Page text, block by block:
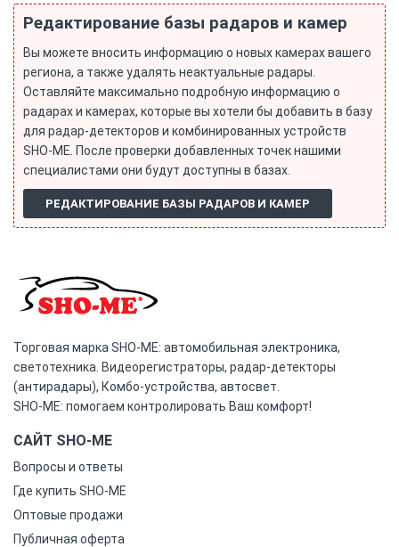
Редактирование базы радаров и камер
Вы можете вносить информацию о новых камерах вашего
региона, а также удалять неактуальные радары.
Оставляйте максимально подробную информацию о
радарах и камерах, которые вы хотели бы добавить в базу
для радар-детекторов и комбинированных устройств
SHO-ME. После проверки добавленных точек нашими
специалистами они будут доступны в базах.
РЕДАКТИРОВАНИЕ БАЗЫ РАДАРОВ И КАМЕР
Торговая марка SHO-ME: автомобильная электроника,
светотехника. Видеорегистраторы, радар-детекторы
(антирадары), Комбо-устройства, автосвет.
SHO-ME: помогаем контролировать Ваш комфорт!
САЙТ SHO-ME
Вопросы и ответы
Где купить SHO-ME
Оптовые продажи
Публичная оферта